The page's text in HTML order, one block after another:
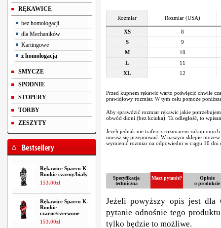
RĘKAWICE
bez homologacji
dla Mechaników
Kartingowe
z homologacją
SMYCZE
SPODNIE
STOPERY
TORBY
ZESZYTY
Rękawice Sparco K-
Rookie czarny/biały
153.00zł
Rękawice Sparco K-
Rookie
czarne/czerwone
153.00zł
Rozmiar Rozmiar (USA)
XS
8
S
9
M
10
L
11
XL
12
Przed kupnem rękawic warto poświęcić chwile
prawidłowy rozmiar. W tym celu pomoże
Aby sprawdzić rozmiar rękawic jakie
obwód dłoni (bez kciuka). Ta odległość, to
Jeżeli jednak nie trafisz z rozmiarem
musisz się przejmować. W naszym sklepie
wymienić rozmiar na odpowiedni w ciągu 10 dni
Specyfikacja
techniczna
Masz pytanie?
Opinie
o produkcie
Jeżeli powyższy opis jest dla
pytanie odnośnie tego
tylko będzie to możliwe.